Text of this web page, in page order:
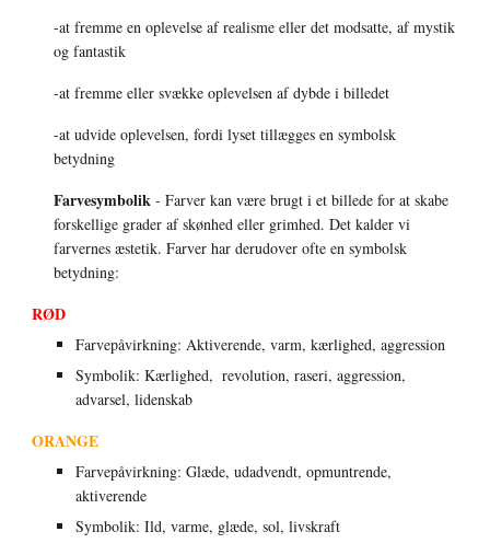
-at fremme en oplevelse af realisme eller det modsatte, af mystik
og fantastik
-at fremme eller svække oplevelsen af dybde i billedet
-at udvide oplevelsen, fordi lyset tillægges en symbolsk
betydning
Farvesymbolik - Farver kan være brugt i et billede for at skabe
forskellige grader af skønhed eller grimhed. Det kalder vi
farvernes æstetik. Farver har derudover ofte en symbolsk
betydning:
RØD
Farvepåvirkning: Aktiverende, varm, kærlighed, aggression
Symbolik: Kærlighed,  revolution, raseri, aggression,
advarsel, lidenskab
ORANGE
Farvepåvirkning: Glæde, udadvendt, opmuntrende,
aktiverende
Symbolik: Ild, varme, glæde, sol, livskraft